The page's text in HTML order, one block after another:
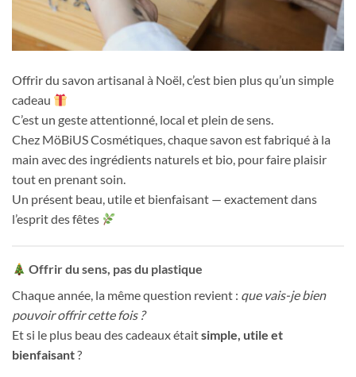
Offrir du savon artisanal à Noël, c’est bien plus qu’un simple
cadeau
C’est un geste attentionné, local et plein de sens.
Chez MöBiUS Cosmétiques, chaque savon est fabriqué à la
main avec des ingrédients naturels et bio, pour faire plaisir
tout en prenant soin.
Un présent beau, utile et bienfaisant — exactement dans
l’esprit des fêtes
Offrir du sens, pas du plastique
Chaque année, la même question revient : que vais-je bien
pouvoir offrir cette fois ?
Et si le plus beau des cadeaux étaitsimple, utile et
bienfaisant?